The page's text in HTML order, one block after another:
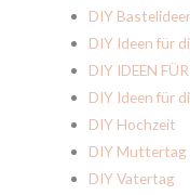
DIY
DIY Ideen für
DIY IDEEN
DIY Ideen für
DIY Hochzeit
DIY Muttertag
DIY Vatertag